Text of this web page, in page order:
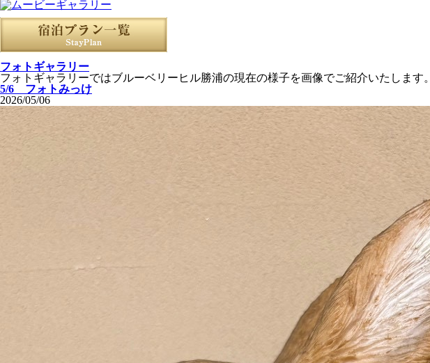
フォトギャラリー
フォトギャラリーではブルーベリーヒル勝浦の現在の様子を画像でご紹介いたします。
5/6 フォトみっけ
2026/05/06